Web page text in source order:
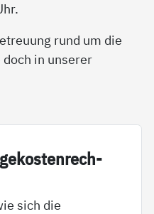
rund um die
doch in unserer
sich die